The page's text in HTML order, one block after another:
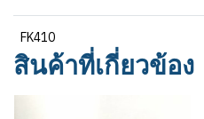
FK410
สินค้าที่เกี่ยวข้อง